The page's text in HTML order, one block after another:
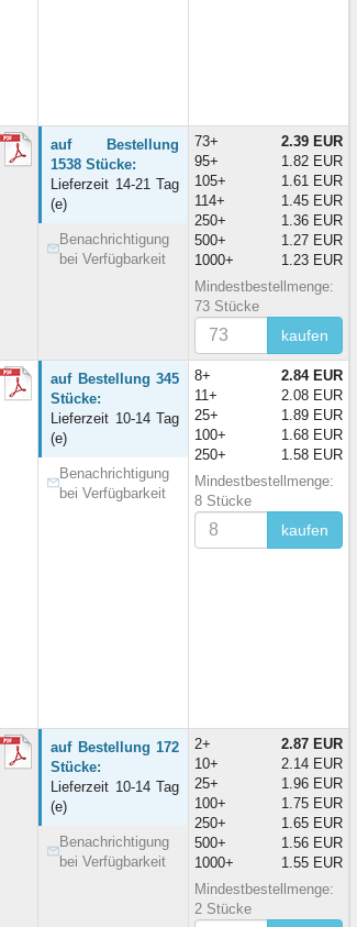
auf Bestellung
1538 Stücke:
Lieferzeit 14-21 Tag
(e)
Benachrichtigung
bei Verfügbarkeit
73+
2.39 EUR
95+
1.82 EUR
105+
1.61 EUR
114+
1.45 EUR
250+
1.36 EUR
500+
1.27 EUR
1000+
1.23 EUR
Mindestbestellmenge:
73 Stücke
kaufen
auf Bestellung 345
Stücke:
Lieferzeit 10-14 Tag
(e)
Benachrichtigung
bei Verfügbarkeit
8+
2.84 EUR
11+
2.08 EUR
25+
1.89 EUR
100+
1.68 EUR
250+
1.58 EUR
Mindestbestellmenge:
8 Stücke
kaufen
auf Bestellung 172
Stücke:
Lieferzeit 10-14 Tag
(e)
Benachrichtigung
bei Verfügbarkeit
2+
2.87 EUR
10+
2.14 EUR
25+
1.96 EUR
100+
1.75 EUR
250+
1.65 EUR
500+
1.56 EUR
1000+
1.55 EUR
Mindestbestellmenge:
2 Stücke